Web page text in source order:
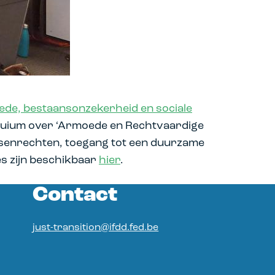
bestaansonzekerheid en sociale
over ‘Armoede en Rechtvaardige
toegang tot een duurzame
zijn beschikbaar hier.
Contact
just-transition@ifdd.fed.be